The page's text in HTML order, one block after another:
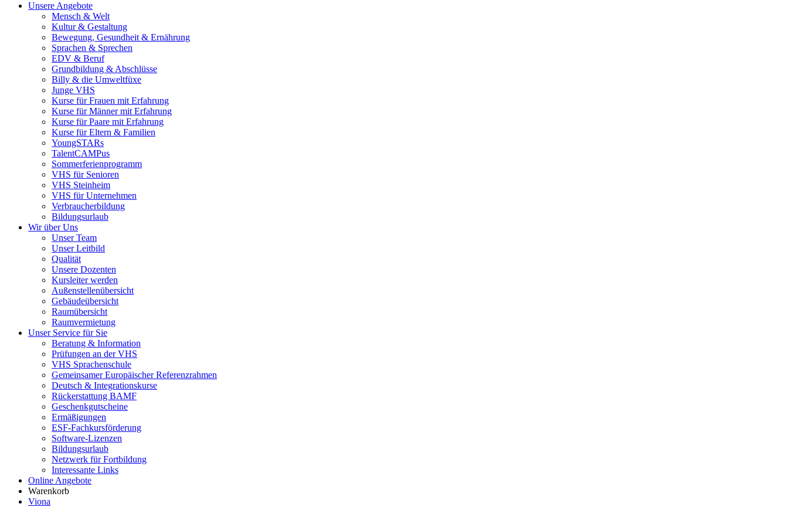
Unsere Angebote
Mensch & Welt
Kultur & Gestaltung
Bewegung, Gesundheit & Ernährung
Sprachen & Sprechen
EDV & Beruf
Grundbildung & Abschlüsse
Billy & die Umweltfüxe
Junge VHS
Kurse für Frauen mit Erfahrung
Kurse für Männer mit Erfahrung
Kurse für Paare mit Erfahrung
Kurse für Eltern & Familien
YoungSTARs
TalentCAMPus
Sommerferienprogramm
VHS für Senioren
VHS Steinheim
VHS für Unternehmen
Verbraucherbildung
Bildungsurlaub
Wir über Uns
Unser Team
Unser Leitbild
Qualität
Unsere Dozenten
Kursleiter werden
Außenstellenübersicht
Gebäudeübersicht
Raumübersicht
Raumvermietung
Unser Service für Sie
Beratung & Information
Prüfungen an der VHS
VHS Sprachenschule
Gemeinsamer Europäischer Referenzrahmen
Deutsch & Integrationskurse
Rückerstattung BAMF
Geschenkgutscheine
Ermäßigungen
ESF-Fachkursförderung
Software-Lizenzen
Bildungsurlaub
Netzwerk für Fortbildung
Interessante Links
Online Angebote
Warenkorb
Viona